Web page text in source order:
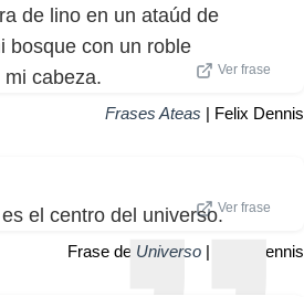
de lino en un ataúd de
bosque con un roble
cabeza.
Ver frase
Frases Ateas | Felix Dennis
el centro del universo.Ver frase
Frase de Universo | Felix Dennis